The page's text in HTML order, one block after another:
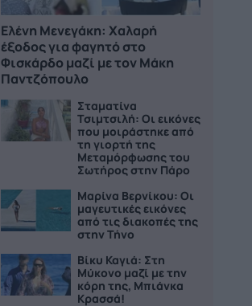
Ελένη Μενεγάκη: Χαλαρή
έξοδος για φαγητό στο
Φισκάρδο μαζί με τον Μάκη
Παντζόπουλο
Σταματίνα
Τσιμτσιλή: Οι εικόνες
που μοιράστηκε από
τη γιορτή της
Μεταμόρφωσης του
Σωτήρος στην Πάρο
Μαρίνα Βερνίκου: Οι
μαγευτικές εικόνες
από τις διακοπές της
στην Τήνο
Βίκυ Καγιά: Στη
Μύκονο μαζί με την
κόρη της, Μπιάνκα
Κρασσά!